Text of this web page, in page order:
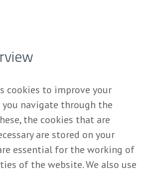
cookies to improve your
navigate through the
the cookies that are
are stored on your
essential for the working of
of the website. We also use